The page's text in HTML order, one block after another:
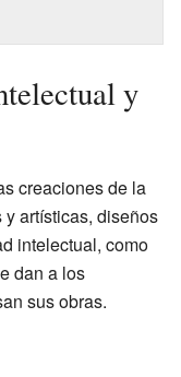
y
creaciones de la
artísticas, diseños
intelectual, como
dan a los
sus obras.